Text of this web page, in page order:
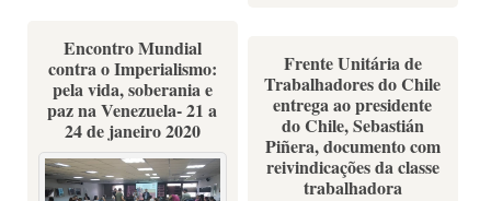
Encontro Mundial
contra o Imperialismo:
pela vida, soberania e
paz na Venezuela- 21 a
24 de janeiro 2020
Frente Unitária de
Trabalhadores do Chile
entrega ao presidente
do Chile, Sebastián
Piñera, documento com
reivindicações da classe
trabalhadora